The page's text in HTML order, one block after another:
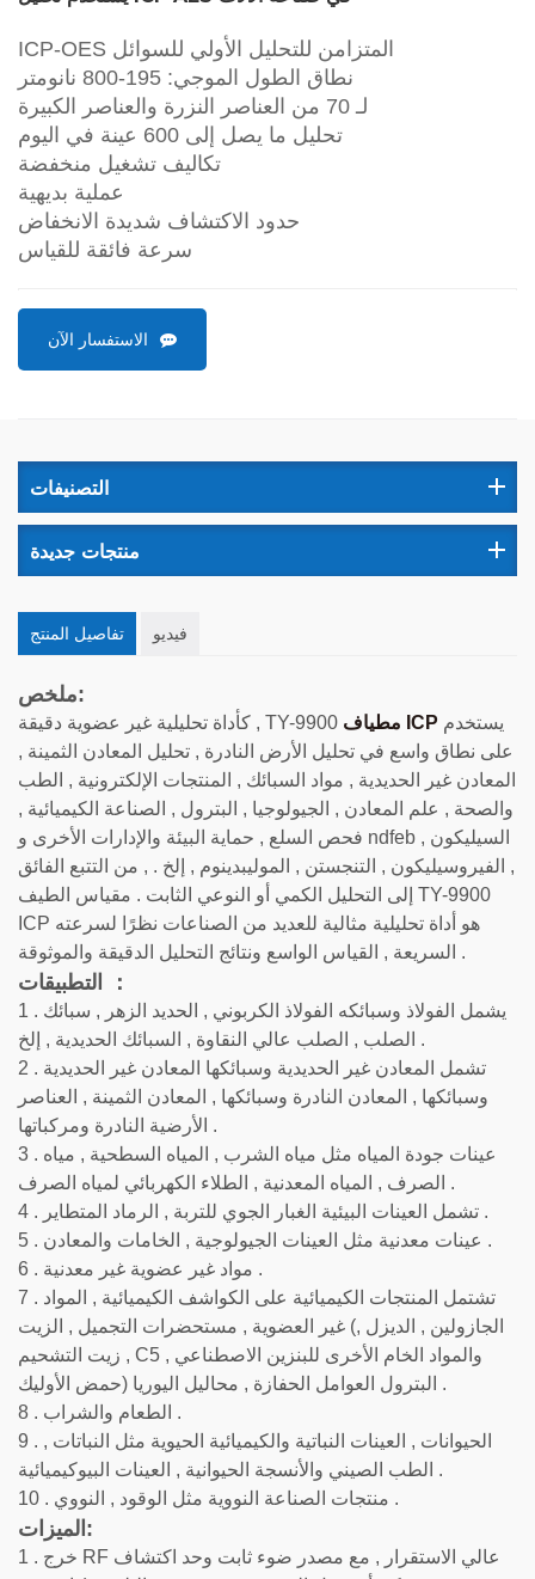
ICP-OES المتزامن للتحليل الأولي للسوائل
نطاق الطول الموجي: 195-800 نانومتر
لـ 70 من العناصر النزرة والعناصر الكبيرة
تحليل ما يصل إلى 600 عينة في اليوم
تكاليف تشغيل منخفضة
عملية بديهية
حدود الاكتشاف شديدة الانخفاض
سرعة فائقة للقياس
الاستفسار الآن
التصنيفات
منتجات جديدة
تفاصيل المنتج فيديو
ملخص:
كأداة تحليلية غير عضوية دقيقة , TY-9900 مطياف ICP
على نطاق واسع في تحليل الأرض النادرة , تحليل المعادن الثمينة ,
المعادن غير الحديدية , مواد السبائك , المنتجات الإلكترونية , الطب
والصحة , علم المعادن , الجيولوجيا , البترول , الصناعة الكيميائية ,
فحص السلع , حماية البيئة والإدارات الأخرى و ndfeb , السيليكون
, الفيروسيليكون , التنجستن , الموليبدينوم , إلخ . , من التتبع الفائق
إلى التحليل الكمي أو النوعي الثابت . مقياس الطيف TY-9900
ICP هو أداة تحليلية مثالية للعديد من الصناعات نظرًا لسرعته
السريعة , القياس الواسع ونتائج التحليل الدقيقة والموثوقة .
التطبيقات ：
1 . يشمل الفولاذ وسبائكه الفولاذ الكربوني , الحديد الزهر , سبائك
الصلب , الصلب عالي النقاوة , السبائك الحديدية , إلخ .
2 . تشمل المعادن غير الحديدية وسبائكها المعادن غير الحديدية
وسبائكها , المعادن النادرة وسبائكها , المعادن الثمينة , العناصر
الأرضية النادرة ومركباتها .
3 . عينات جودة المياه مثل مياه الشرب , المياه السطحية , مياه
الصرف , المياه المعدنية , الطلاء الكهربائي لمياه الصرف .
4 . تشمل العينات البيئية الغبار الجوي للتربة , الرماد المتطاير .
5 . عينات معدنية مثل العينات الجيولوجية , الخامات والمعادن .
6 . مواد غير عضوية غير معدنية .
7 . تشتمل المنتجات الكيميائية على الكواشف الكيميائية , المواد
غير العضوية , مستحضرات التجميل , الزيت (الجازولين , الديزل ,
زيت التشحيم , C5 والمواد الخام الأخرى للبنزين الاصطناعي ,
حمض الأوليك) البترول العوامل الحفازة , محاليل اليوريا .
8 . الطعام والشراب .
9 . الحيوانات , العينات النباتية والكيميائية الحيوية مثل النباتات ,
الطب الصيني والأنسجة الحيوانية , العينات البيوكيميائية .
10 . منتجات الصناعة النووية مثل الوقود , النووي .
الميزات:
1 . خرج RF عالي الاستقرار , مع مصدر ضوء ثابت وحد اكتشاف